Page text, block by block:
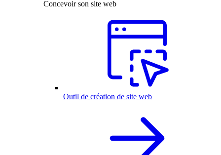
Concevoir son site web
Outil de création de site web